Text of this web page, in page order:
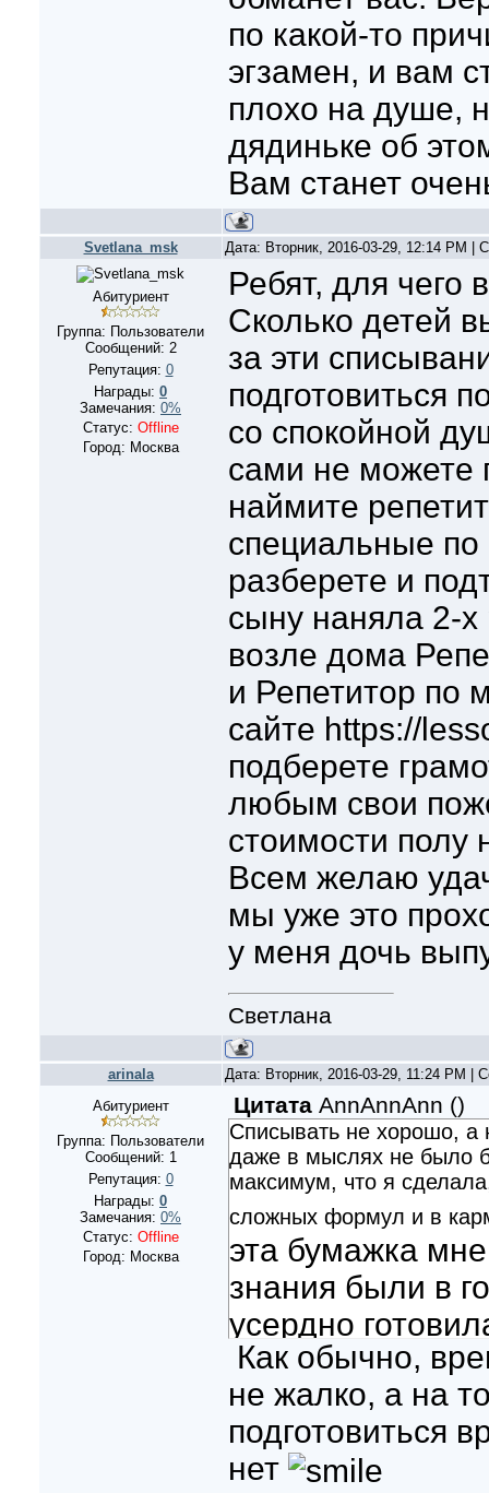
по какой-то
эгзамен, и вам
плохо на душе,
дядиньке об
Вам станет
Svetlana_msk Дата: Вторник, 2016-03-29, 12:14 PM |
Абитуриент
Группа: Пользователи
Сообщений: 2
Репутация: 0
Награды: 0
Замечания: 0%
Статус: Offline
Город: Москва
Ребят, для чего
Сколько детей
за эти
подготовиться
со спокойной
сами не можете
наймите
специальные по
разберете и
сыну наняла 2-х
возле дома
и Репетитор по
сайте https://
подберете
любым свои
стоимости полу
Всем желаю
мы уже это
у меня дочь
Светлана
arinala
Дата: Вторник, 2016-03-29, 11:24 PM |
Абитуриент
Группа: Пользователи
Сообщений: 1
Репутация: 0
Награды: 0
Замечания: 0%
Статус: Offline
Город: Москва
Цитата AnnAnnAnn ()
Списывать не хорошо,
даже в мыслях не было
максимум, что я
сложных формул и в
эта бумажка
знания были в
усердно
получилось)
Обязательно
есть
Как обычно,
не жалко, а на
подготовиться
нет